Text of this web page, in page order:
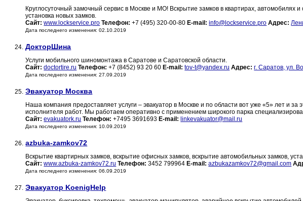
Круглосуточный замочный сервис в Москве и МО! Вскрытие замков в квартирах,
установка новых замков.
Сайт: www.lockservice.pro Телефон: +7 (495) 320-00-80 E-mail: info@lockservice.pro Адрес:
Дата последнего изменения: 02.10.2019
24. ДокторШина
Услуги мобильного шиномонтажа в Саратове и Саратовской области.
Сайт: doctortire.ru Телефон: +7 (8452) 93 20 60 E-mail: tov-t@yandex.ru Адрес: г. Саратов, ул.
Дата последнего изменения: 27.09.2019
25. Эвакуатор Москва
Наша компания предоставляет услуги – эвакуатор в Москве и по области вот уже «5» лет и за
исполнителя работ. Мы работаем оперативно с применением широкого парка
Сайт: evakuatork.ru Телефон: +7495 3691693 E-mail: linkevakuator@mail.ru
Дата последнего изменения: 10.09.2019
26. azbuka-zamkov72
Вскрытие квартирных замков, вскрытие офисных замков, вскрытие автомобильных замков,
Сайт: www.azbuka-zamkov72.ru Телефон: 3452 799964 E-mail: azbukazamkov72@gmail.com
Дата последнего изменения: 06.09.2019
27. Эвакуатор KoenigHelp